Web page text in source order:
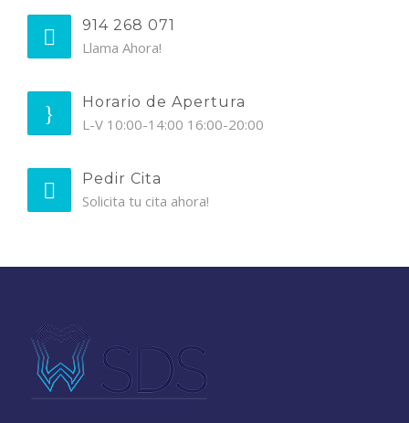
914 268 071
Llama Ahora!
Horario de Apertura
L-V 10:00-14:00 16:00-20:00
Pedir Cita
Solicita tu cita ahora!